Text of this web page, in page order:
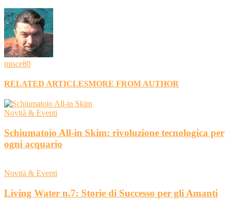
misce80
RELATED ARTICLESMORE FROM AUTHOR
Novità & Eventi
Schiumatoio All-in Skim: rivoluzione tecnologica per
ogni acquario
Novità & Eventi
Living Water n.7: Storie di Successo per gli Amanti